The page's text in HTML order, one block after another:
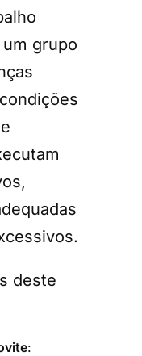
grupo
deste
: